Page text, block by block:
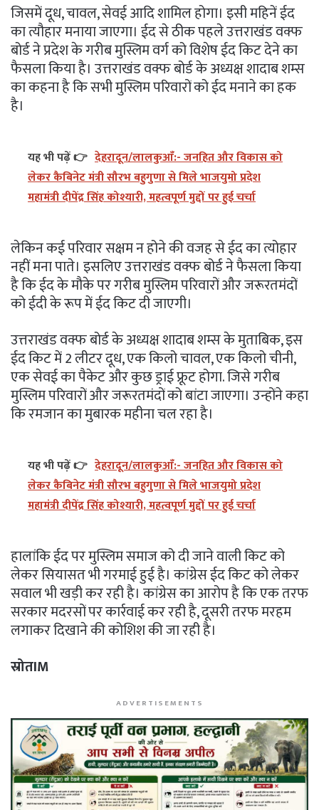
जिसमें दूध, चावल, सेवई आदि शामिल होगा। इसी महिनें ईद
का त्यौहार मनाया जाएगा। ईद से ठीक पहले उत्तराखंड वक्फ
बोर्ड ने प्रदेश के गरीब मुस्लिम वर्ग को विशेष ईद किट देने का
फैसला किया है। उत्तराखंड वक्फ बोर्ड के अध्यक्ष शादाब शम्स
का कहना है कि सभी मुस्लिम परिवारों को ईद मनाने का हक
है।
यह भी पढ़ें 👉 देहरादून/लालकुआँ:- जनहित और विकास को
लेकर कैबिनेट मंत्री सौरभ बहुगुणा से मिले भाजयुमो प्रदेश
महामंत्री दीपेंद्र सिंह कोश्यारी, महत्वपूर्ण मुद्दों पर हुई चर्चा
लेकिन कई परिवार सक्षम न होने की वजह से ईद का त्योहार
नहीं मना पाते। इसलिए उत्तराखंड वक्फ बोर्ड ने फैसला किया
है कि ईद के मौके पर गरीब मुस्लिम परिवारों और जरूरतमंदों
को ईदी के रूप में ईद किट दी जाएगी।
उत्तराखंड वक्फ बोर्ड के अध्यक्ष शादाब शम्स के मुताबिक, इस
ईद किट में 2 लीटर दूध, एक किलो चावल, एक किलो चीनी,
एक सेवई का पैकेट और कुछ ड्राई फ्रूट होगा. जिसे गरीब
मुस्लिम परिवारों और जरूरतमंदों को बांटा जाएगा। उन्होंने कहा
कि रमजान का मुबारक महीना चल रहा है।
यह भी पढ़ें 👉 देहरादून/लालकुआँ:- जनहित और विकास को
लेकर कैबिनेट मंत्री सौरभ बहुगुणा से मिले भाजयुमो प्रदेश
महामंत्री दीपेंद्र सिंह कोश्यारी, महत्वपूर्ण मुद्दों पर हुई चर्चा
हालांकि ईद पर मुस्लिम समाज को दी जाने वाली किट को
लेकर सियासत भी गरमाई हुई है। कांग्रेस ईद किट को लेकर
सवाल भी खड़ी कर रही है। कांग्रेस का आरोप है कि एक तरफ
सरकार मदरसों पर कार्रवाई कर रही है, दूसरी तरफ मरहम
लगाकर दिखाने की कोशिश की जा रही है।
स्रोतIM
ADVERTISEMENTS